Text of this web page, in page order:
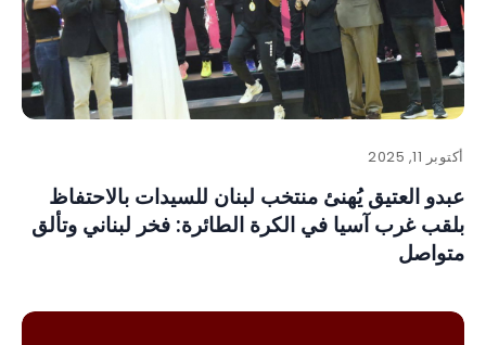
أكتوبر 11, 2025
عبدو العتيق يُهنئ منتخب لبنان للسيدات بالاحتفاظ
بلقب غرب آسيا في الكرة الطائرة: فخر لبناني وتألق
متواصل